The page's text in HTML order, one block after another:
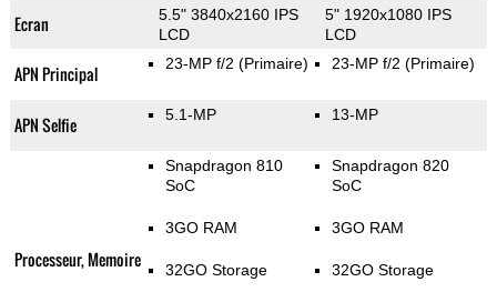
Ecran
5.5" 3840x2160 IPS
LCD
5" 1920x1080 IPS
LCD
APN Principal 23-MP f/2 (Primaire) 23-MP f/2 (Primaire)
APN Selfie 5.1-MP 13-MP
Processeur, Memoire
Snapdragon 810
SoC
3GO RAM
32GO Storage
Snapdragon 820
SoC
3GO RAM
32GO Storage